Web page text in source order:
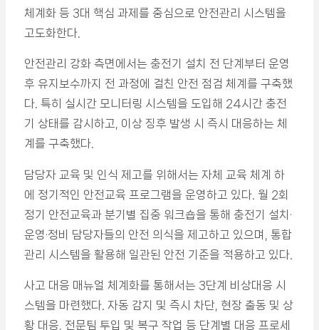
체계화 등 3대 핵심 과제를 중심으로 안전관리 시스템을
고도화한다.
안전관리 강화 측면에서는 충전기 설치 전 단계부터 운영
후 유지보수까지 전 과정에 걸친 안전 점검 체계를 구축했
다. 특히 실시간 모니터링 시스템을 도입해 24시간 충전
기 상태를 감시하고, 이상 징후 발생 시 즉시 대응하는 체
계를 구축했다.
담당자 교육 및 인식 제고를 위해서는 자체 교육 체계 하
에 정기적인 안전교육 프로그램을 운영하고 있다. 월 2회
정기 안전교육과 분기별 집중 워크숍을 통해 충전기 설치·
운영·정비 담당자들의 안전 의식을 제고하고 있으며, 통합
관리 시스템을 활용해 일관된 안전 기준을 적용하고 있다.
사고 대응 매뉴얼 체계화를 통해서는 3단계 비상대응 시
스템을 마련했다. 자동 감지 및 즉시 차단, 현장 출동 및 상
황 대응, 전문팀 투입 및 복구 작업 등 단계별 대응 프로세